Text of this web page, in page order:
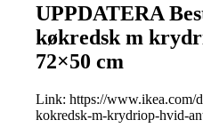
UPPDATERA
køkredsk m
72×50 cm
Link: https://www.ikea.com/
kokredsk-m-krydriop-hvid-